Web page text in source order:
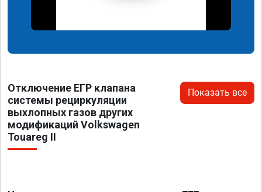
Отключение ЕГР клапана
системы рециркуляции
выхлопных газов других
модификаций Volkswagen
Touareg II
Показать все